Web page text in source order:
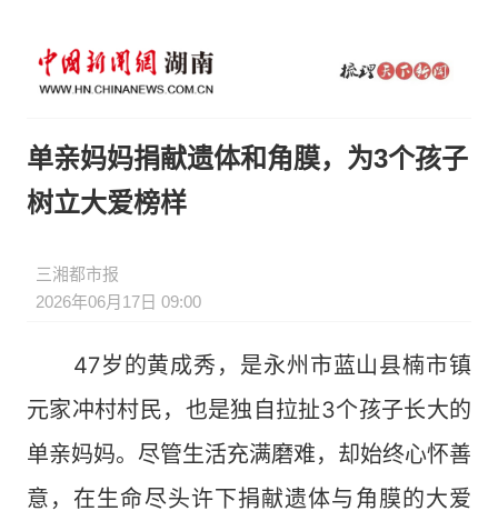
单亲妈妈捐献遗体和角膜，为3个孩子
树立大爱榜样
三湘都市报
2026年06月17日 09:00
47岁的黄成秀，是永州市蓝山县楠市镇
元家冲村村民，也是独自拉扯3个孩子长大的
单亲妈妈。尽管生活充满磨难，却始终心怀善
意，在生命尽头许下捐献遗体与角膜的大爱